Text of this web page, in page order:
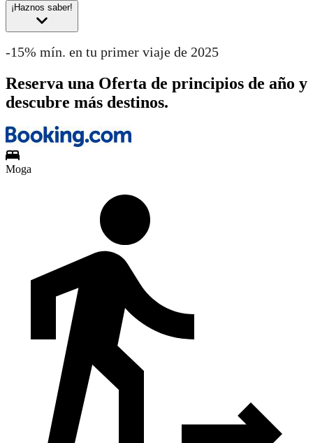
¡Haznos saber!
-15% mín. en tu primer viaje de 2025
Reserva una Oferta de principios de año y
descubre más destinos.
Moga